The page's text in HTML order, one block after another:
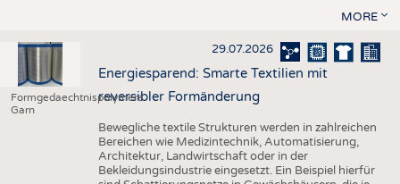
MORE
Formgedaechtnispolymere
Garn
29.07.2026
Energiesparend: Smarte Textilien mit
reversibler Formänderung
Bewegliche textile Strukturen werden in zahlreichen
Bereichen wie Medizintechnik, Automatisierung,
Architektur, Landwirtschaft oder in der
Bekleidungsindustrie eingesetzt. Ein Beispiel hierfür